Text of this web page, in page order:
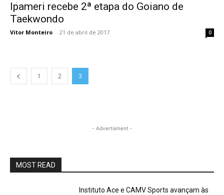
Ipameri recebe 2ª etapa do Goiano de
Taekwondo
Vitor Monteiro - 21 de abril de 2017 0
1 2 3
- Advertisment -
MOST READ
Instituto Ace e CAMV Sports avançam às